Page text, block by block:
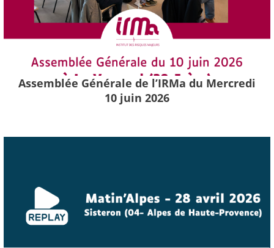
Assemblée Générale de l’IRMa du Mercredi
10 juin 2026